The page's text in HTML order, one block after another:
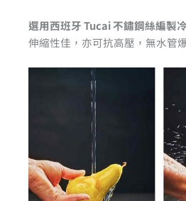
選用西班牙 Tucai 不鏽鋼絲編製
伸縮性佳，亦可抗高壓，無水管